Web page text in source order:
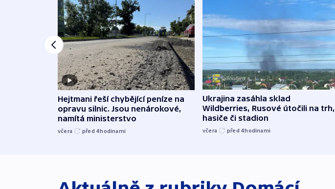
Hejtmani řeší chybějící peníze na
opravu silnic. Jsou nenárokové,
namítá ministerstvo
včera před 4hodinami
Ukrajina zasáhla sklad
Wildberries, Rusové útočili na trh,
hasiče či stadion
včera před 4hodinami